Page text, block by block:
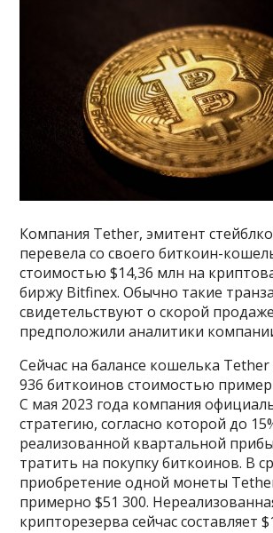
Компания Tether, эмитент
перевела со своего биткоин-
стоимостью $14,36 млн на
биржу Bitfinex. Обычно такие
свидетельствуют о скорой
предположили аналитики
Сейчас на балансе кошелька Tether
936 биткоинов стоимостью
С мая 2023 года компания
стратегию, согласно которой до
реализованной квартальной
тратить на покупку биткоинов. В
приобретение одной монеты
примерно $51 300.
крипторезерва сейчас составляет